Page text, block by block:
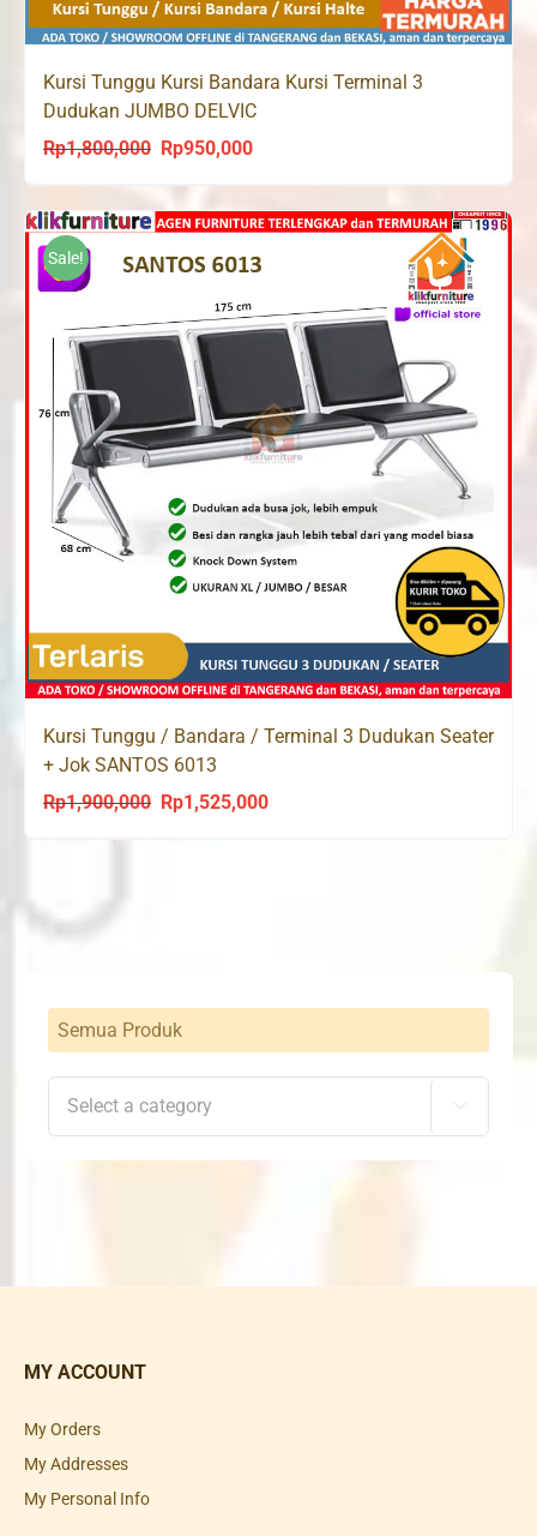
Kursi Tunggu Kursi Bandara Kursi Terminal 3
Dudukan JUMBO DELVIC
Rp1,800,000
Original
was:
Rp950,000Current
is:
Sale!
Kursi Tunggu / Bandara / Terminal 3 Dudukan Seater
+ Jok SANTOS 6013
Rp1,900,000
Original
Rp1,525,000Current
Semua Produk

MY ACCOUNT
My Orders
My Addresses
My Personal Info